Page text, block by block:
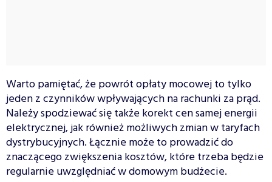
Warto pamiętać, że powrót opłaty mocowej to tylko
jeden z czynników wpływających na rachunki za prąd.
Należy spodziewać się także korekt cen samej energii
elektrycznej, jak również możliwych zmian w taryfach
dystrybucyjnych. Łącznie może to prowadzić do
znaczącego zwiększenia kosztów, które trzeba będzie
regularnie uwzględniać w domowym budżecie.